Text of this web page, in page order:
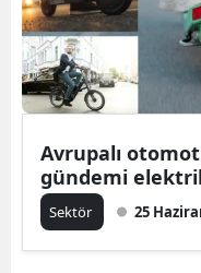
Avrupalı
gündemi
Sektör 25